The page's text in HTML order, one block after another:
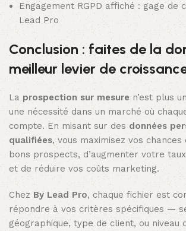
Engagement RGPD affiché : gage de
Lead Pro
Conclusion : faites de la
meilleur levier de
Laprospection sur mesure n’est plus
une nécessité dans un marché où
compte. En misant sur des données
qualifiées, vous maximisez vos
bons prospects, d’augmenter votre
et de réduire vos coûts marketing.
Chez By Lead Pro, chaque fichier est
répondre à vos critères spécifiques —
géographique, type de client, ou niveau